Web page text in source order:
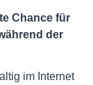
Chance für
der
im Internet